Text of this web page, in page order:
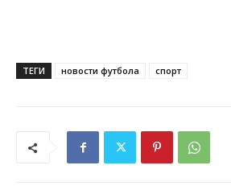
ТЕГИ новости футбола спорт